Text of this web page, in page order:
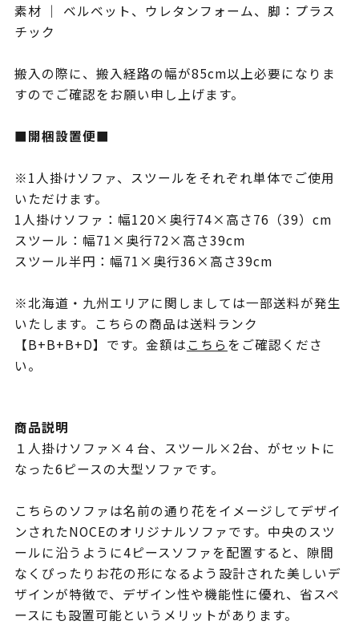
素材 ｜ ベルベット、ウレタンフォーム、脚：プラス
チック
搬入の際に、搬入経路の幅が85cm以上必要になりま
すのでご確認をお願い申し上げます。
■開梱設置便■
※1人掛けソファ、スツールをそれぞれ単体でご使用
いただけます。
1人掛けソファ：幅120×奥行74×高さ76（39）cm
スツール：幅71×奥行72×高さ39cm
スツール半円：幅71×奥行36×高さ39cm
※北海道・九州エリアに関しましては一部送料が発生
いたします。こちらの商品は送料ランク
【B+B+B+D】です。金額はこちらをご確認くださ
い。
商品説明
１人掛けソファ×４台、スツール×2台、がセットに
なった6ピースの大型ソファです。
こちらのソファは名前の通り花をイメージしてデザイ
ンされたNOCEのオリジナルソファです。中央のスツ
ールに沿うように4ピースソファを配置すると、隙間
なくぴったりお花の形になるよう設計された美しいデ
ザインが特徴で、デザイン性や機能性に優れ、省スペ
ースにも設置可能というメリットがあります。